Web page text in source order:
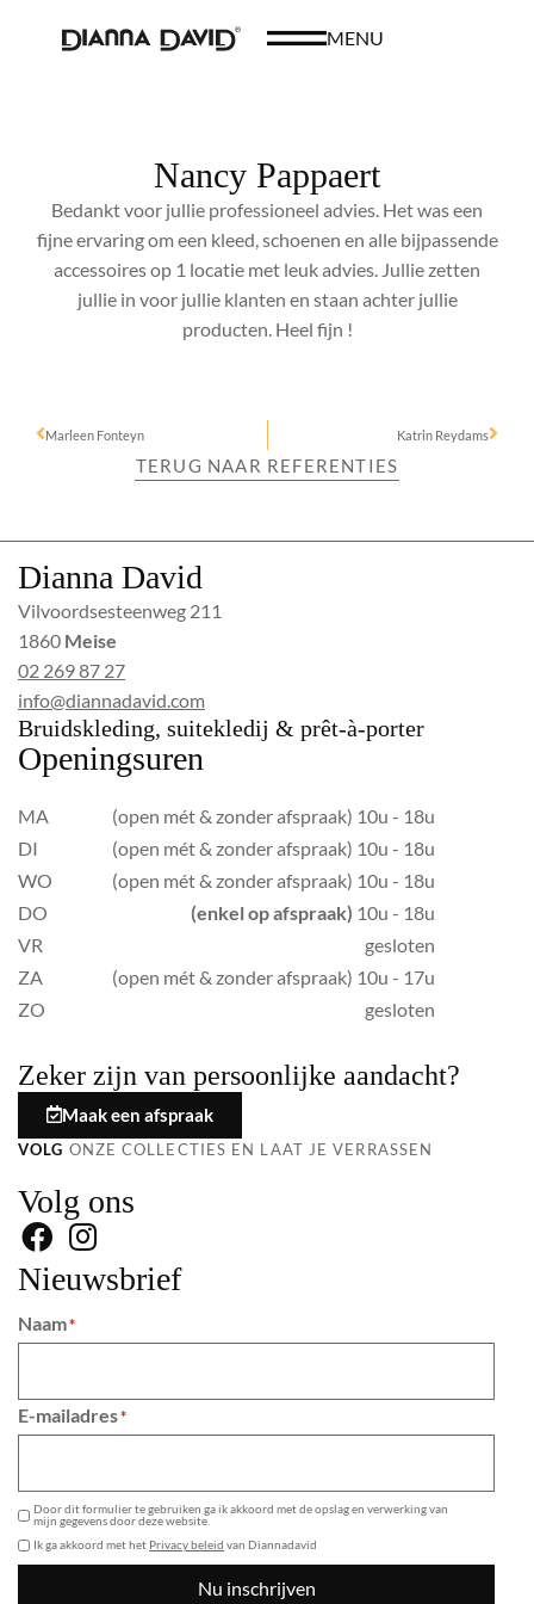
MENU
Nancy Pappaert
Bedankt voor jullie professioneel advies. Het was een
fijne ervaring om een kleed, schoenen en alle bijpassende
accessoires op 1 locatie met leuk advies. Jullie zetten
jullie in voor jullie klanten en staan achter jullie
producten. Heel fijn !
Marleen Fonteyn Katrin Reydams
TERUG NAAR REFERENTIES
Dianna David
Vilvoordsesteenweg 211
1860 Meise
02 269 87 27
info@diannadavid.com
Bruidskleding, suitekledij & prêt-à-porter
Openingsuren
MA
(open mét & zonder afspraak) 10u - 18u
DI
(open mét & zonder afspraak) 10u - 18u
WO
(open mét & zonder afspraak) 10u - 18u
DO
(enkel op afspraak) 10u - 18u
VR
gesloten
ZA
(open mét & zonder afspraak) 10u - 17u
ZO
gesloten
Zeker zijn van persoonlijke aandacht?
Maak een afspraak
VOLG ONZE COLLECTIES EN LAAT JE VERRASSEN
Volg ons
Nieuwsbrief
Naam*
E-mailadres*
Door dit formulier te gebruiken ga ik akkoord met de opslag en verwerking van
mijn gegevens door deze website.
Ik ga akkoord met het Privacy beleid van Diannadavid
Nu inschrijven